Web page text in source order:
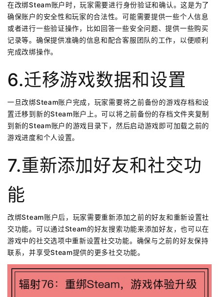
在改绑Steam账户时，玩家需要进行身份验证和确认。这是为了
确保账户的安全性和玩家的合法性。可能需要提供一些个人信息
或者进行一些验证操作，比如回答一些安全问题、提供一些购买
记录等。确保提供准确的信息和配合客服团队的工作，以便顺利
完成改绑操作。
6.迁移游戏数据和设置
一旦改绑Steam账户完成，玩家需要将之前备份的游戏存档和设
置迁移到新的Steam账户上。可以将之前备份的存档文件夹复制
到新的Steam账户的游戏目录下，然后启动游戏即可加载之前的
游戏进度和个人设置。
7.重新添加好友和社交功
能
改绑Steam账户后，玩家需要重新添加之前的好友和重新设置社
交功能。可以通过Steam的好友搜索功能来添加好友，也可以在
游戏中的社交选项中重新设置社交功能。确保与之前的好友保持
联系，并享受Steam提供的更多社交功能。